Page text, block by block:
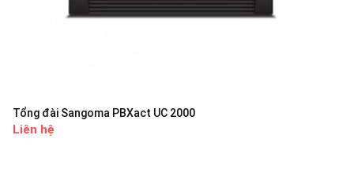
Tổng đài Sangoma PBXact UC 2000
Liên hệ